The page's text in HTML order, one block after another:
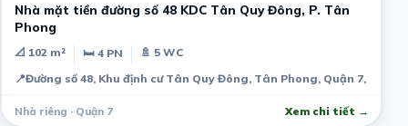
Nhà mặt tiền đường số 48 KDC Tân Quy Đông, P. Tân
Phong
📐 102 m² 🛏 4 PN
🚿 5 WC
📍Đường số 48, Khu định cư Tân Quy Đông, Tân Phong, Quận 7,
Nhà riêng · Quận 7 Xem chi tiết →